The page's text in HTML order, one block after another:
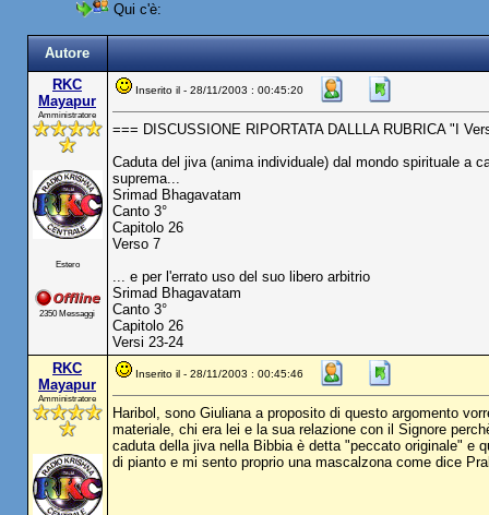
Qui c'è:
Autore
RKC
Mayapur
Amministratore
Estero
2350 Messaggi
Inserito il - 28/11/2003 : 00:45:20
=== DISCUSSIONE RIPORTATA DALLLA RUBRICA "I
Caduta del jiva (anima individuale) dal mondo spirituale a
suprema...
Srimad Bhagavatam
Canto 3°
Capitolo 26
Verso 7
... e per l'errato uso del suo libero arbitrio
Srimad Bhagavatam
Canto 3°
Capitolo 26
Versi 23-24
RKC
Mayapur
Amministratore
Inserito il - 28/11/2003 : 00:45:46
Haribol, sono Giuliana a proposito di questo argomento
materiale, chi era lei e la sua relazione con il Signore
caduta della jiva nella Bibbia è detta "peccato originale" e
di pianto e mi sento proprio una mascalzona come dice